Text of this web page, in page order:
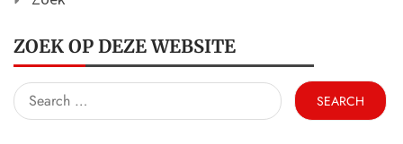
ZOEK OP DEZE WEBSITE
Search
for: